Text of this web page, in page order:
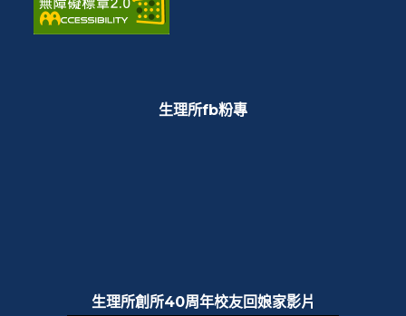
生理所fb粉專
生理所創所40周年校友回娘家影片